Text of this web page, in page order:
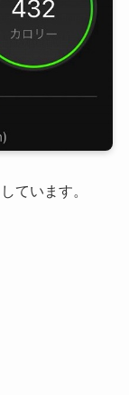
ています。